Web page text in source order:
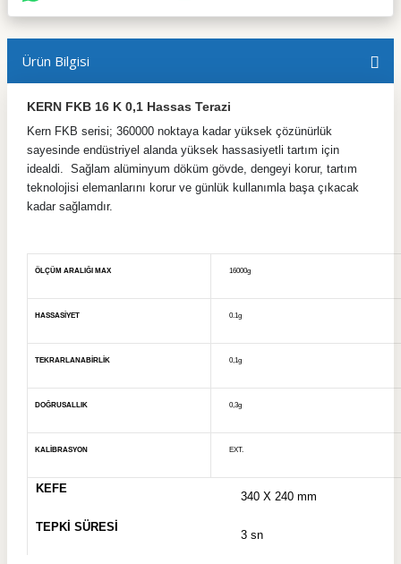
Ürün Bilgisi
KERN FKB 16 K 0,1 Hassas Terazi
Kern FKB serisi; 360000 noktaya kadar yüksek çözünürlük
sayesinde endüstriyel alanda yüksek hassasiyetli tartım için
idealdi. Sağlam alüminyum döküm gövde, dengeyi korur, tartım
teknolojisi elemanlarını korur ve günlük kullanımla başa çıkacak
kadar sağlamdır.
ÖLÇÜM ARALIĞI MAX 16000g
HASSASİYET 0.1g
TEKRARLANABİRLİK 0,1g
DOĞRUSALLIK 0,3g
KALİBRASYON EXT.
KEFE
340 X 240 mm
TEPKİ SÜRESİ
3 sn